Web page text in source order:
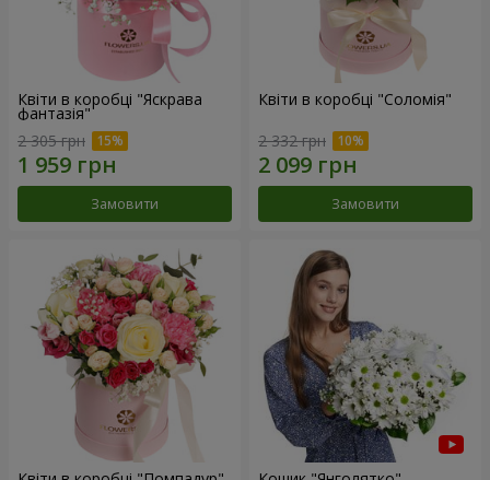
Квіти в коробці "Яскрава
фантазія"
2 305 грн
Замовити
Квіти в коробці "Соломія"
2 332 грн
Замовити